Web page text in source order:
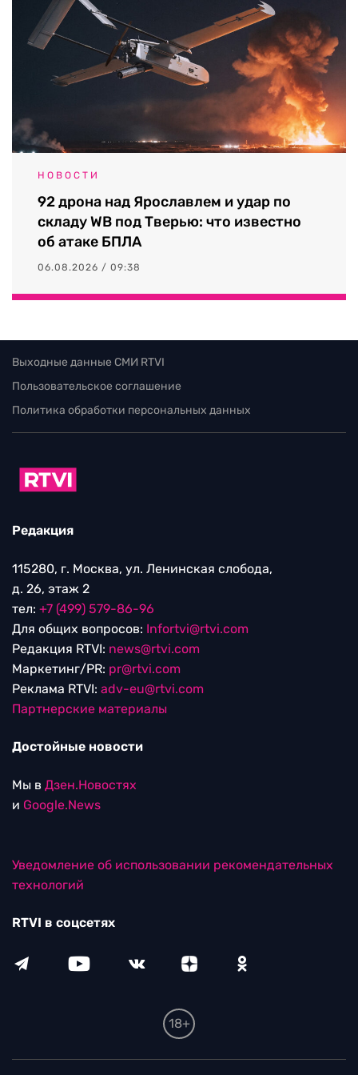
НОВОСТИ
92 дрона над Ярославлем и удар по
складу WB под Тверью: что известно
об атаке БПЛА
06.08.2026 / 09:38
Выходные данные СМИ RTVI
Пользовательское соглашение
Политика обработки персональных данных
Редакция
115280, г. Москва, ул. Ленинская слобода,
д. 26, этаж 2
тел: +7 (499) 579-86-96
Для общих вопросов: Infortvi@rtvi.com
Редакция RTVI: news@rtvi.com
Маркетинг/PR: pr@rtvi.com
Реклама RTVI: adv-eu@rtvi.com
Партнерские материалы
Достойные новости
Мы в Дзен.Новостях
и Google.News
Уведомление об использовании рекомендательных
технологий
RTVI в соцсетях
18+